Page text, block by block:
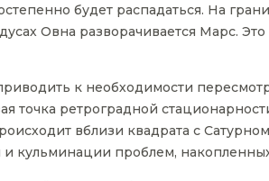
будет распадаться. На
Овна разворачивается Марс.
к необходимости
точка ретроградной
вблизи квадрата с
и кульминации проблем,